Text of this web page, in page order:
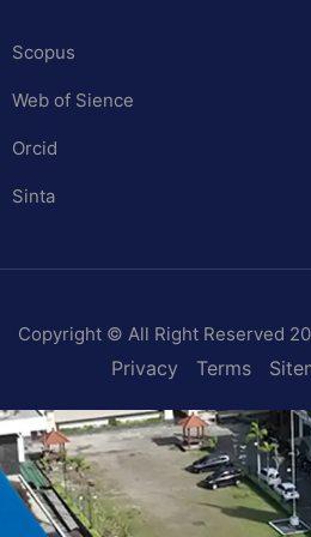
Scopus
Web of Sience
Orcid
Sinta
Copyright © All Right Reserved
Privacy Terms